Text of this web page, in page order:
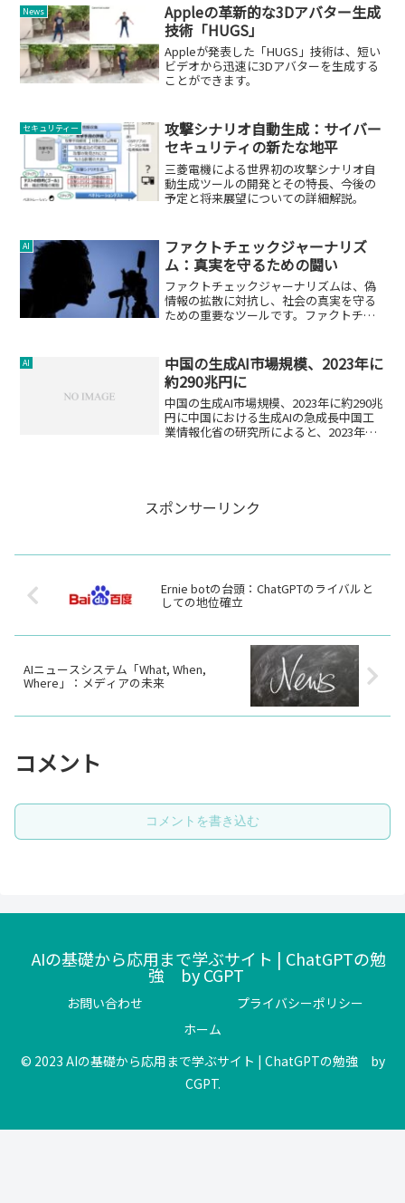
News
Appleの革新的な3Dアバター生成
技術「HUGS」
Appleが発表した「HUGS」技術は、短い
ビデオから迅速に3Dアバターを生成する
ことができます。
セキュリティー
攻撃シナリオ自動生成：サイバー
セキュリティの新たな地平
三菱電機による世界初の攻撃シナリオ自
動生成ツールの開発とその特長、今後の
予定と将来展望についての詳細解説。
AI
ファクトチェックジャーナリズ
ム：真実を守るための闘い
ファクトチェックジャーナリズムは、偽
情報の拡散に対抗し、社会の真実を守る
ための重要なツールです。ファクトチェ
AI
中国の生成AI市場規模、2023年に
約290兆円に
中国の生成AI市場規模、2023年に約290兆
円に中国における生成AIの急成長中国工
業情報化省の研究所によると、2023年の
スポンサーリンク
Ernie botの台頭：ChatGPTのライバルと
しての地位確立
AIニュースシステム「What, When,
Where」：メディアの未来
コメント
コメントを書き込む
AIの基礎から応用まで学ぶサイト | ChatGPTの勉
強 by CGPT
お問い合わせ
プライバシーポリシー
ホーム
© 2023 AIの基礎から応用まで学ぶサイト | ChatGPTの勉強 by
CGPT.